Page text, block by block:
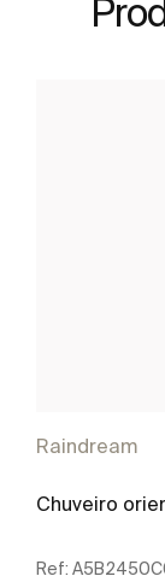
Raindream
Chuveiro
Ref: